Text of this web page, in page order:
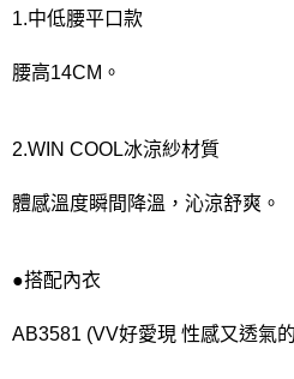
1.中低腰平口款
腰高14CM。
2.WIN COOL冰涼紗材質
體感溫度瞬間降溫，沁涼舒爽。
●搭配內衣
AB3581 (VV好愛現 性感又透氣